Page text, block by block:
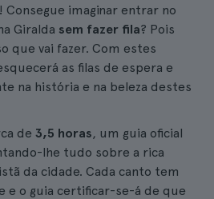
imaginar entrar no
Giralda sem fazer fila? Pois
que vai fazer. Com estes
as filas de espera e
na história e na beleza destes
de 3,5 horas, um guia oficial
lhe tudo sobre a rica
da cidade. Cada canto tem
e o guia certificar-se-á de que